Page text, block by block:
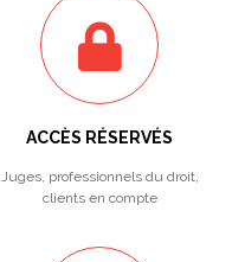
ACCÈS RÉSERVÉS
Juges, professionnels du droit,
clients en compte